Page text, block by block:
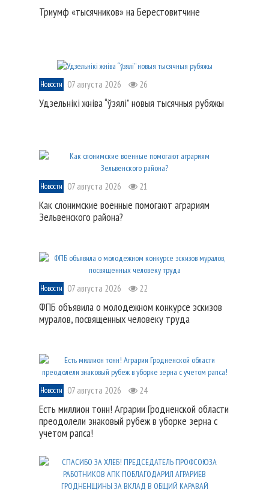
Триумф «тысячников» на Берестовитчине
Новости 07 августа 2026 26
Удзельнікі жніва “ўзялі” новыя тысячныя рубяжы
Новости 07 августа 2026 21
Как слонимские военные помогают аграриям
Зельвенского района?
Новости 07 августа 2026 22
ФПБ объявила о молодежном конкурсе эскизов
муралов, посвященных человеку труда
Новости 07 августа 2026 24
Есть миллион тонн! Аграрии Гродненской области
преодолели знаковый рубеж в уборке зерна с
учетом рапса!